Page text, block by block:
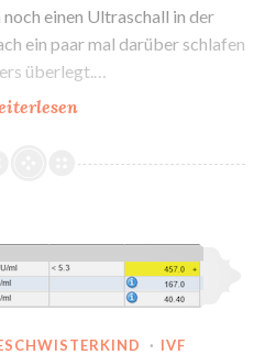
einen Ultraschall in der
ein paar mal darüber schlafen
überlegt.…
1.
Wo
Embryo?
1. IVF-Zyklus: Kryotransfer #1; Bluttest
· IVF